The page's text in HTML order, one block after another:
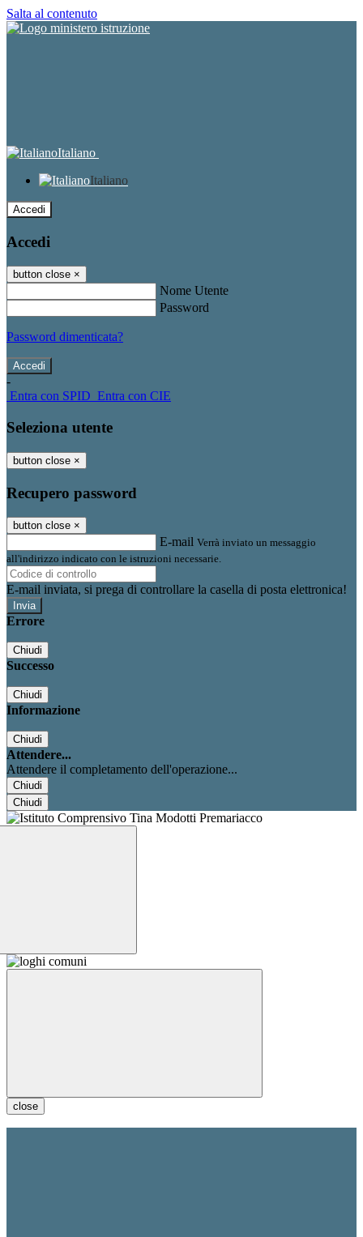
Salta al contenuto
Italiano
Italiano
Accedi
Accedi
button close ×
Nome Utente
Password
Password dimenticata?
-
Entra con SPID Entra con CIE
Seleziona utente
button close ×
Recupero password
button close ×
E-mail Verrà inviato un messaggio
all'indirizzo indicato con le istruzioni necessarie.
E-mail inviata, si prega di controllare la casella di posta elettronica!
Errore
Chiudi
Successo
Chiudi
Informazione
Chiudi
Attendere...
Attendere il completamento dell'operazione...
Chiudi
Chiudi
close